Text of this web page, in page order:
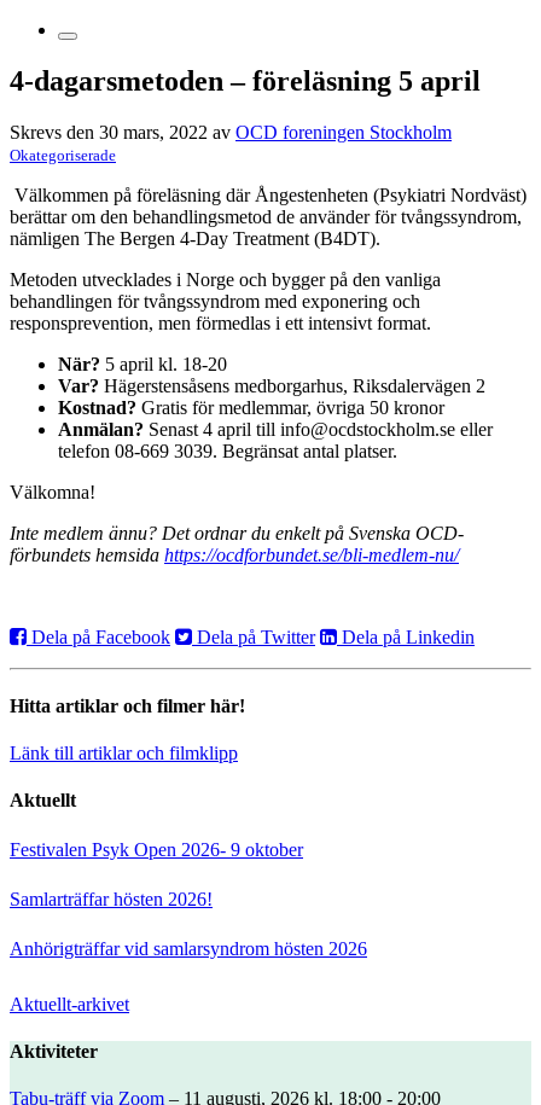
4-dagarsmetoden – föreläsning 5 april
Skrevs den 30 mars, 2022 av OCD foreningen Stockholm
Okategoriserade
Välkommen på föreläsning där Ångestenheten (Psykiatri Nordväst)
berättar om den behandlingsmetod de använder för tvångssyndrom,
nämligen The Bergen 4-Day Treatment (B4DT).
Metoden utvecklades i Norge och bygger på den vanliga
behandlingen för tvångssyndrom med exponering och
responsprevention, men förmedlas i ett intensivt format.
När? 5 april kl. 18-20
Var? Hägerstensåsens medborgarhus, Riksdalervägen 2
Kostnad? Gratis för medlemmar, övriga 50 kronor
Anmälan? Senast 4 april till info@ocdstockholm.se eller
telefon 08-669 3039. Begränsat antal platser.
Välkomna!
Inte medlem ännu? Det ordnar du enkelt på Svenska OCD-
förbundets hemsida https://ocdforbundet.se/bli-medlem-nu/
Dela på Facebook Dela på Twitter Dela på Linkedin
Hitta artiklar och filmer här!
Länk till artiklar och filmklipp
Aktuellt
Festivalen Psyk Open 2026- 9 oktober
Samlarträffar hösten 2026!
Anhörigträffar vid samlarsyndrom hösten 2026
Aktuellt-arkivet
Aktiviteter
Tabu-träff via Zoom – 11 augusti, 2026 kl. 18:00 - 20:00